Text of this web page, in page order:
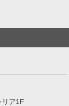
リア1F